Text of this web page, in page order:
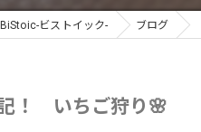
顔
ビストイック- ブログ
記！ いちご狩り🌸